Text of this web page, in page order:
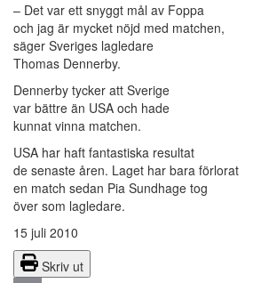
– Det var ett snyggt mål av Foppa
och jag är mycket nöjd med matchen,
säger Sveriges lagledare
Thomas Dennerby.
Dennerby tycker att Sverige
var bättre än USA och hade
kunnat vinna matchen.
USA har haft fantastiska resultat
de senaste åren. Laget har bara förlorat
en match sedan Pia Sundhage tog
över som lagledare.
15 juli 2010
Skriv ut